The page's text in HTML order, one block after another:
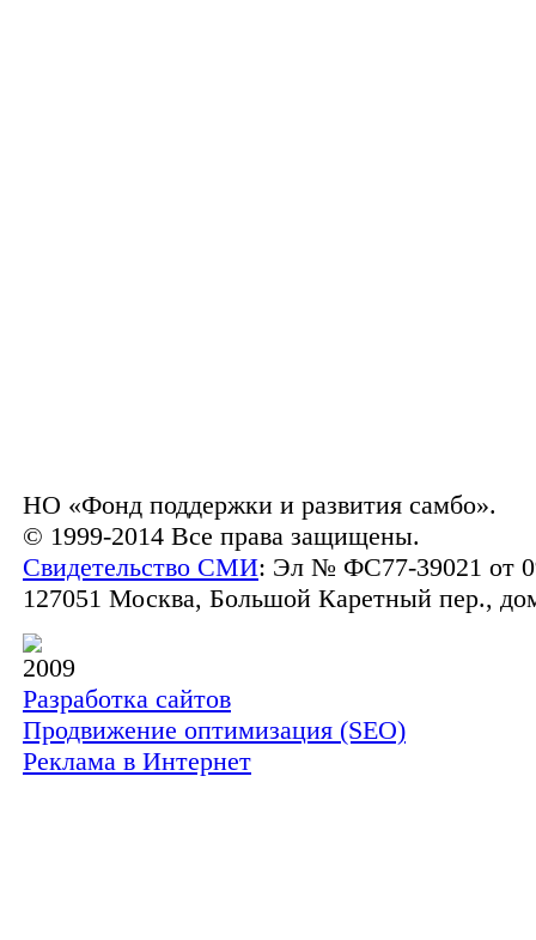
НО «Фонд поддержки и развития самбо».
© 1999-2014 Все права защищены.
Свидетельство СМИ: Эл № ФС77-39021 от
127051 Москва, Большой Каретный пер.,
2009
Разработка сайтов
Продвижение оптимизация (SEO)
Реклама в Интернет